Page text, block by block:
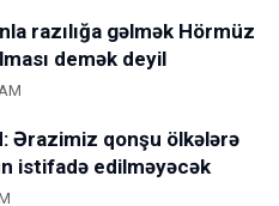
razılığa gəlmək Hörmüz
demək deyil
Ərazimiz qonşu ölkələrə
istifadə edilməyəcək